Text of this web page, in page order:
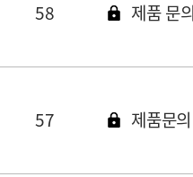
58 제품 문의
57 제품문의